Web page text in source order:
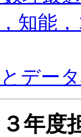
知能
デー
３年度